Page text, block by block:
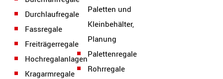
Durchlaufregale
Fassregale
Freiträgerregale
Hochregalanlagen
Kragarmregale
Paletten und
Kleinbehälter,
Planung
Palettenregale
Rohrregale